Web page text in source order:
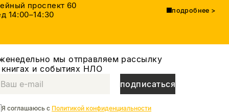
проспект 60
14:00–14:30
подробнее >
мы отправляем рассылку
и событиях НЛО
подписаться
Я соглашаюсь с Политикой конфиденциальности